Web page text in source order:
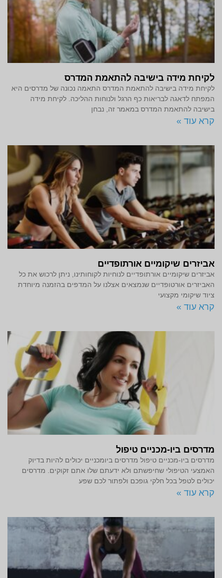
לקיחת מידה בישיבה להתאמת המדרס
לקיחת מידה בישיבה להתאמת המדרס התאמה נכונה של מדרסים היא
המפתח לדאגה לבריאות כף הרגל ולנוחות ההליכה. לקיחת מידה
בישיבה להתאמת המדרס במאמר זה, נבחן
קרא עוד »
אביזרים שיקומיים אורתופדיים
אביזרים שיקומיים אורתופדיים לנוחיות לקוחותינו, ניתן לרכוש את כל
האביזרים אורטופדיים שנמצאים אצלנו על המדפים בהזמנה מיוחדת
ציוד שיקומי מקצועי
קרא עוד »
מדרסים ביו-מכניים טיפול
מדרסים ביו-מכניים טיפול מדרסים ביומכניים יכולים להיות בדיוק
האמצעי הטיפולי שחיפשתם ולא ידעתם שלו אתם זקוקים. מדרסים
יכולים לטפל בכל חלקי גופכם ולפתור לכם שפע
קרא עוד »